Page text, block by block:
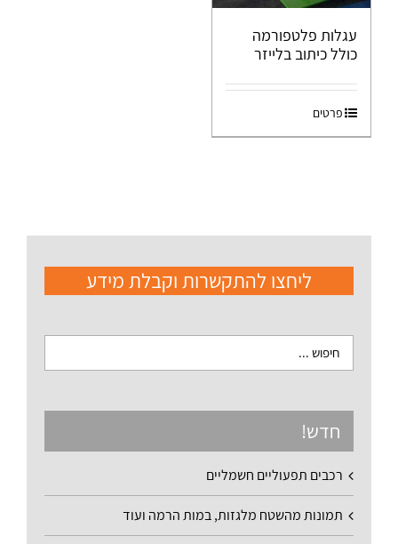
עגלות פלטפורמה
כולל כיתוב בלייזר
פרטים
ליחצו להתקשרות וקבלת מידע
חדש!
רכבים תפעוליים חשמליים
תמונות מהשטח מלגזות, במות הרמה ועוד